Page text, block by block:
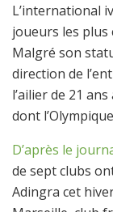
L’international
joueurs les plus
Malgré son
direction de
l’ailier de 21
dont
D’après le
de sept clubs
Adingra cet